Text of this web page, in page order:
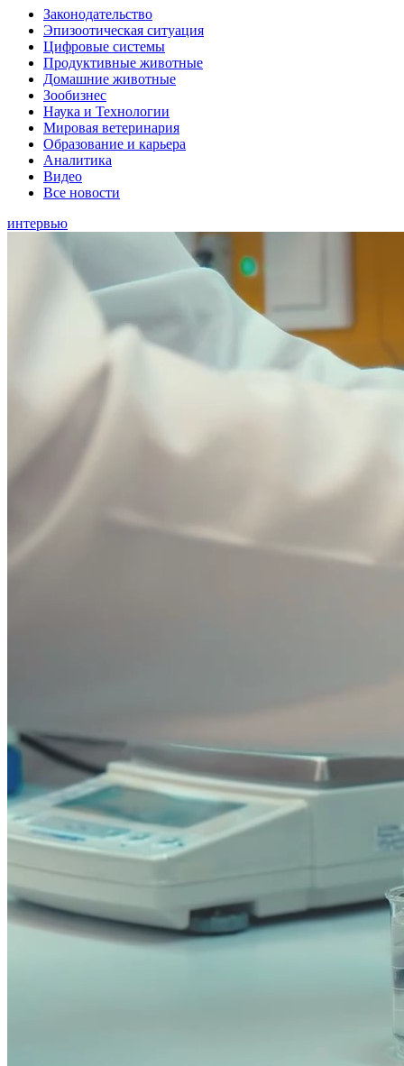
Законодательство
Эпизоотическая ситуация
Цифровые системы
Продуктивные животные
Домашние животные
Зообизнес
Наука и Технологии
Мировая ветеринария
Образование и карьера
Аналитика
Видео
Все новости
интервью